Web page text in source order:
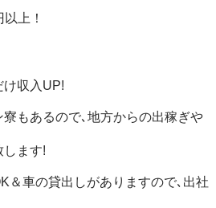
上！
け収入UP!
もあるので､地方からの出稼ぎや
します!
＆車の貸出しがありますので､出社